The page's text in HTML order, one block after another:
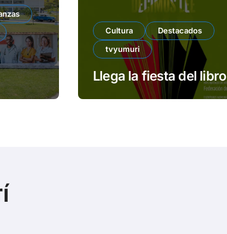
Cultura
Destacados
tvyumuri
Llega la fiesta del libro